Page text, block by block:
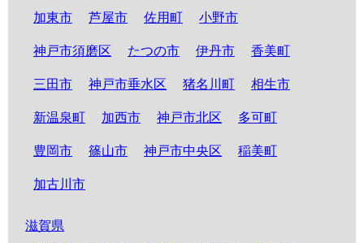
加東市 芦屋市 佐用町 小野市
神戸市須磨区 たつの市 伊丹市 香美町
三田市 神戸市垂水区 猪名川町 相生市
新温泉町 加西市 神戸市北区 多可町
豊岡市 篠山市 神戸市中央区 稲美町
加古川市
滋賀県